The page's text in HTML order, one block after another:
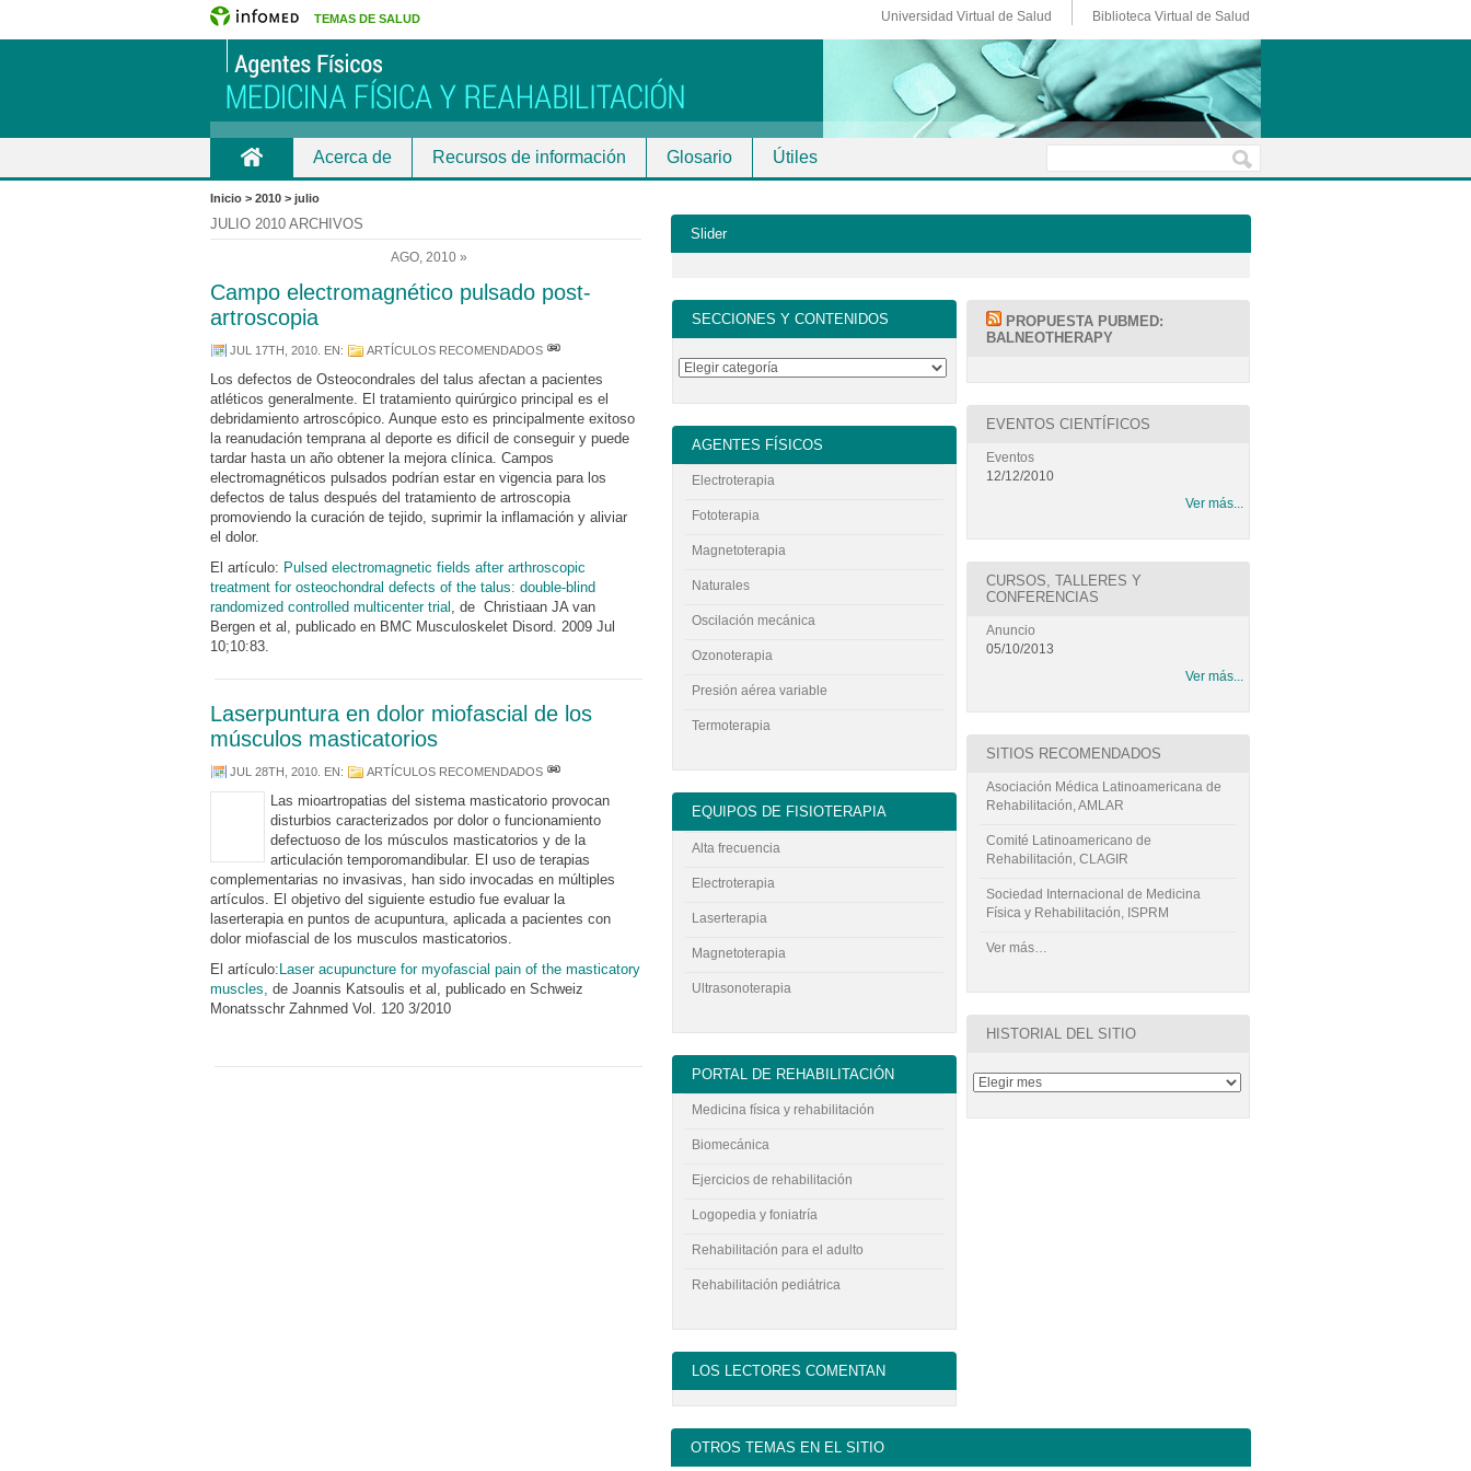
TEMAS DE SALUD Universidad Virtual de Salud Biblioteca Virtual de Salud
Acerca de Recursos de información Glosario Útiles
Inicio > 2010 > julio
JULIO 2010 ARCHIVOS
AGO, 2010 »
Campo electromagnético pulsado post-
artroscopia
JUL 17TH, 2010 . EN: ARTÍCULOS RECOMENDADOS
Los defectos de Osteocondrales del talus afectan a pacientes
atléticos generalmente. El tratamiento quirúrgico principal es el
debridamiento artroscópico. Aunque esto es principalmente exitoso
la reanudación temprana al deporte es dificil de conseguir y puede
tardar hasta un año obtener la mejora clínica. Campos
electromagnéticos pulsados podrían estar en vigencia para los
defectos de talus después del tratamiento de artroscopia
promoviendo la curación de tejido, suprimir la inflamación y aliviar
el dolor.
El artículo: Pulsed electromagnetic fields after arthroscopic
treatment for osteochondral defects of the talus: double-blind
randomized controlled multicenter trial , de Christiaan JA van
Bergen et al, publicado en BMC Musculoskelet Disord. 2009 Jul
10;10:83.
Laserpuntura en dolor miofascial de los
músculos masticatorios
JUL 28TH, 2010 . EN: ARTÍCULOS RECOMENDADOS
Las mioartropatias del sistema masticatorio provocan
disturbios caracterizados por dolor o funcionamiento
defectuoso de los músculos masticatorios y de la
articulación temporomandibular. El uso de terapias
complementarias no invasivas, han sido invocadas en múltiples
artículos. El objetivo del siguiente estudio fue evaluar la
laserterapia en puntos de acupuntura, aplicada a pacientes con
dolor miofascial de los musculos masticatorios.
El artículo: Laser acupuncture for myofascial pain of the masticatory
muscles, de Joannis Katsoulis et al, publicado en Schweiz
Monatsschr Zahnmed Vol. 120 3/2010
Slider
SECCIONES Y CONTENIDOS
AGENTES FÍSICOS
Electroterapia
Fototerapia
Magnetoterapia
Naturales
Oscilación mecánica
Ozonoterapia
Presión aérea variable
Termoterapia
EQUIPOS DE FISIOTERAPIA
Alta frecuencia
Electroterapia
Laserterapia
Magnetoterapia
Ultrasonoterapia
PORTAL DE REHABILITACIÓN
Medicina física y rehabilitación
Biomecánica
Ejercicios de rehabilitación
Logopedia y foniatría
Rehabilitación para el adulto
Rehabilitación pediátrica
LOS LECTORES COMENTAN
PROPUESTA PUBMED:
BALNEOTHERAPY
EVENTOS CIENTÍFICOS
Eventos
12/12/2010
Ver más...
CURSOS, TALLERES Y
CONFERENCIAS
Anuncio
05/10/2013
Ver más...
SITIOS RECOMENDADOS
Asociación Médica Latinoamericana de
Rehabilitación, AMLAR
Comité Latinoamericano de
Rehabilitación, CLAGIR
Sociedad Internacional de Medicina
Física y Rehabilitación, ISPRM
Ver más…
HISTORIAL DEL SITIO
OTROS TEMAS EN EL SITIO